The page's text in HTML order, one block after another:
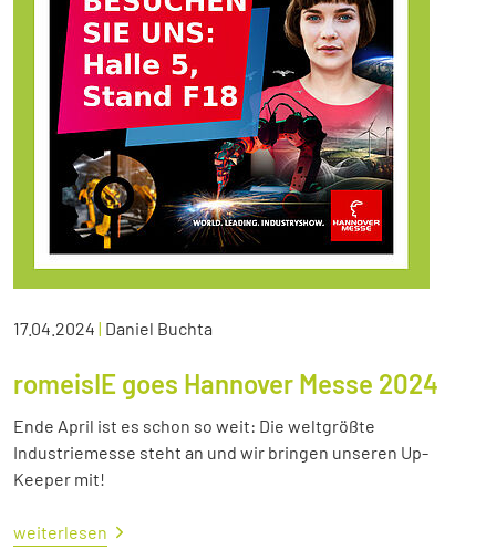
17.04.2024 | Daniel Buchta
romeisIE goes Hannover Messe 2024
Ende April ist es schon so weit: Die weltgrößte
Industriemesse steht an und wir bringen unseren Up-
Keeper mit!
weiterlesen